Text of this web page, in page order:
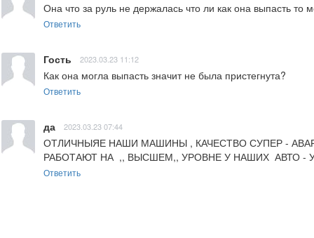
Она что за руль не держалась что ли как она выпасть то
Ответить
Гость 2023.03.23 11:12
Как она могла выпасть значит не была пристегнута?
Ответить
да 2023.03.23 07:44
ОТЛИЧНЫЯЕ НАШИ МАШИНЫ , КАЧЕСТВО СУПЕР -
РАБОТАЮТ НА  ,, ВЫСШЕМ,, УРОВНЕ У НАШИХ  АВТО -
Ответить